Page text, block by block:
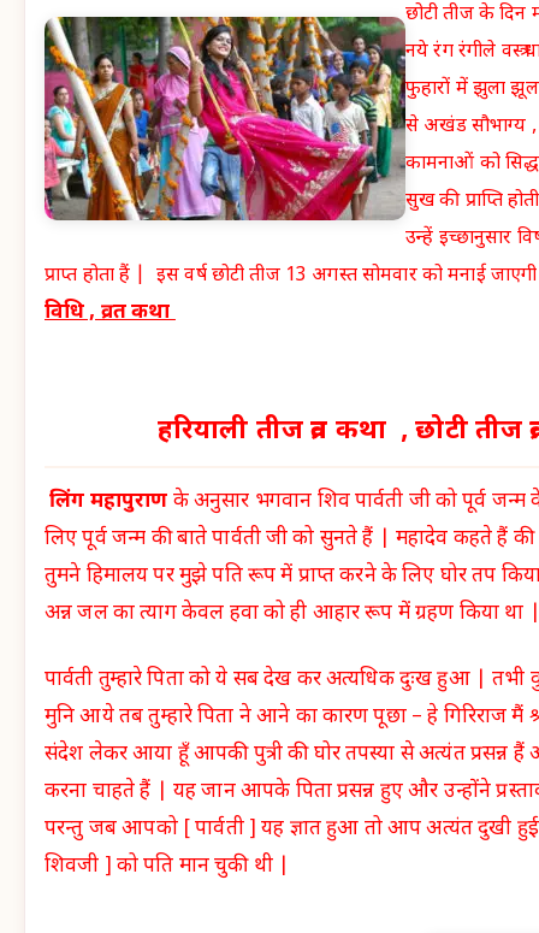
छोटी तीज के दिन
नये रंग रंगीले वस्त्र
फुहारों में झुला
से अखंड सौभाग्य ,
कामनाओं को
सुख की प्राप्ति
उन्हें इच्छानुसार
प्राप्त होता हैं | इस वर्ष छोटी तीज 13 अगस्त सोमवार को मनाई
विधि , व्रत कथा
हरियाली तीज व्रत कथा , छोटी तीज
लिंग महापुराण के अनुसार भगवान शिव पार्वती जी को पूर्व जन्म
लिए पूर्व जन्म की बाते पार्वती जी को सुनते हैं | महादेव कहते हैं की
तुमने हिमालय पर मुझे पति रूप में प्राप्त करने के लिए घोर तप
अन्न जल का त्याग केवल हवा को ही आहार रूप में ग्रहण किया था
पार्वती तुम्हारे पिता को ये सब देख कर अत्यधिक दुःख हुआ | तभी
मुनि आये तब तुम्हारे पिता ने आने का कारण पूछा – हे गिरिराज मैं
संदेश लेकर आया हूँ आपकी पुत्री की घोर तपस्या से अत्यंत प्रसन्न हैं
करना चाहते हैं | यह जान आपके पिता प्रसन्न हुए और उन्होंने
परन्तु जब आपको [ पार्वती ] यह ज्ञात हुआ तो आप अत्यंत दुखी
शिवजी ] को पति मान चुकी थी |